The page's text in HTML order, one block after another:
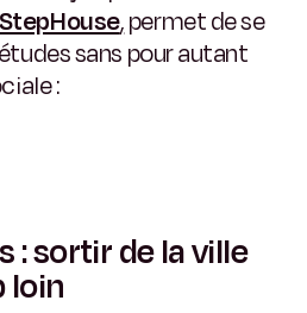
StepHouse,permet de se
sans pour autant
:
: sortir de la ville
loin